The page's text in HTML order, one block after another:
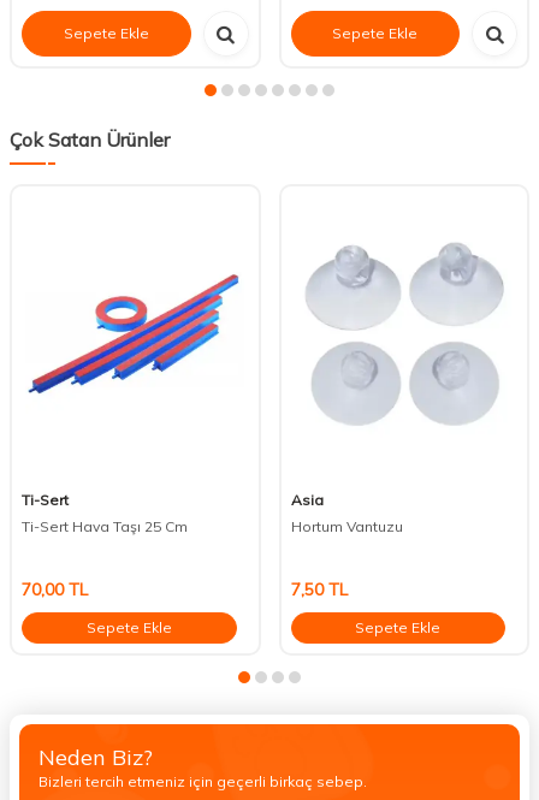
Sepete Ekle Sepete Ekle
Çok Satan Ürünler
Ti-Sert
Ti-Sert Hava Taşı 25 Cm
70,00TL
Sepete Ekle
Asia
Hortum Vantuzu
7,50TL
Sepete Ekle
Neden Biz?
Bizleri tercih etmeniz için geçerli birkaç sebep.